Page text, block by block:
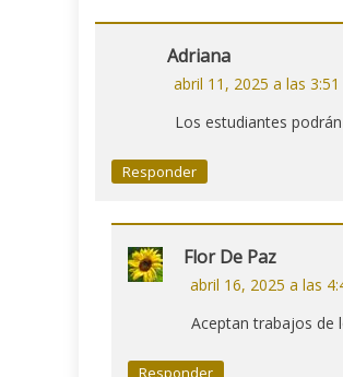
Adriana
abril 11, 2025 a las
Los estudiantes
Responder
Flor De Paz
abril 16, 2025 a las
Aceptan trabajos de
Responder